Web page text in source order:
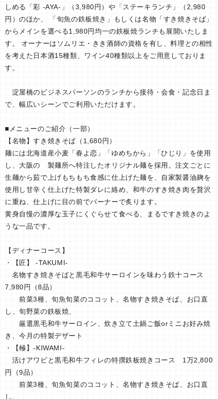
しめる「彩 -AYA-」（3,980円）や「ステーキランチ」（2,980
円）のほか、 「旬魚の鉄板焼き」もしくは名物「すき焼きそば」
からメインを選べる1,980円均一の鉄板焼ランチも展開いたしま
す。 オーナーはソムリエ・きき酒師の資格を有し、料理との相性
を考えた日本酒15種類、ワイン40種類以上をご用意しておりま
す。
淀屋橋のビジネスパーソンのランチから接待・会食・記念日ま
で、幅広いシーンでご利用いただけます。
■メニューのご紹介（一部）
【名物】すき焼きそば（1,680円）
麺には北海道産小麦「春よ恋」「ゆめちから」「ひじり」を使用
し、大阪の 製麺所へ特注したオリジナル麺を採用。注文ごとに
生麺から茹で上げもちもち食感に仕上げた麺を、自家製醤油麹を
使用し甘辛く仕上げた特製ダレに絡め、和牛のすき焼き肉を贅沢
に重ね、仕上げに目の前でバーナーで炙ります。
黄身自慢の濃厚な玉子にくぐらせて食べる、まるですき焼きのよ
うな一品です。
【ディナーコース】
・【匠】 -TAKUMI-
名物すき焼きそばと黒毛和牛サーロインを味わう鉄十コース
7,980円（8品）
前菜3種、旬魚旬菜のココット、名物すき焼きそば、お口直
し、旬野菜の鉄板焼、
厳選黒毛和牛サーロイン、炊き立て土鍋ご飯orミニお好み焼
き、今月の特製デザート
・【極】-KIWAMI-
活けアワビと黒毛和牛フィレの特撰鉄板焼きコース 1万2,800
円（9品）
前菜3種、旬魚旬菜のココット、名物すき焼きそば、お口直
し、